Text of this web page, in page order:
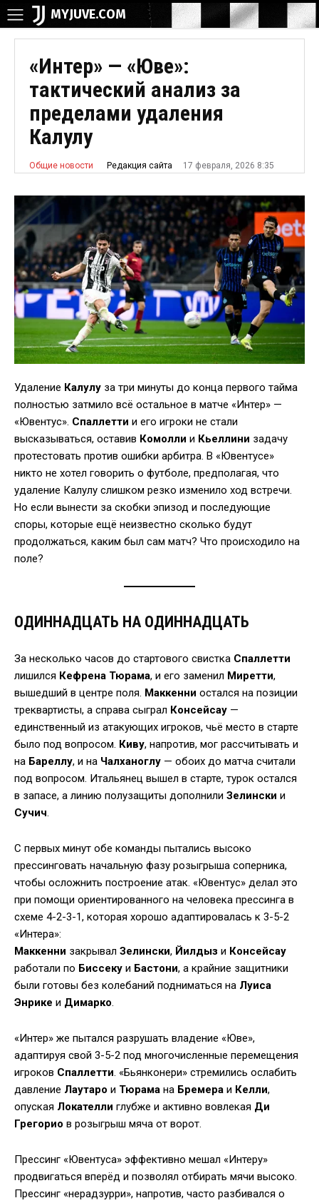
MYJUVE.COM
«Интер» — «Юве»:
тактический анализ за
пределами удаления
Калулу
Общие новости Редакция сайта 17 февраля, 2026 8:35
Удаление Калулу за три минуты до конца первого тайма
полностью затмило всё остальное в матче «Интер» —
«Ювентус». Спаллетти и его игроки не стали
высказываться, оставив Комолли и Кьеллини задачу
протестовать против ошибки арбитра. В «Ювентусе»
никто не хотел говорить о футболе, предполагая, что
удаление Калулу слишком резко изменило ход встречи.
Но если вынести за скобки эпизод и последующие
споры, которые ещё неизвестно сколько будут
продолжаться, каким был сам матч? Что происходило на
поле?
ОДИННАДЦАТЬ НА ОДИННАДЦАТЬ
За несколько часов до стартового свистка Спаллетти
лишился Кефрена Тюрама, и его заменил Миретти,
вышедший в центре поля. Маккенни остался на позиции
треквартисты, а справа сыграл Консейсау —
единственный из атакующих игроков, чьё место в старте
было под вопросом. Киву, напротив, мог рассчитывать и
на Бареллу, и на Чалханоглу — обоих до матча считали
под вопросом. Итальянец вышел в старте, турок остался
в запасе, а линию полузащиты дополнили Зелински и
Сучич.
С первых минут обе команды пытались высоко
прессинговать начальную фазу розыгрыша соперника,
чтобы осложнить построение атак. «Ювентус» делал это
при помощи ориентированного на человека прессинга в
схеме 4-2-3-1, которая хорошо адаптировалась к 3-5-2
«Интера»:
Маккенни закрывал Зелински, Йилдыз и Консейсау
работали по Биссеку и Бастони, а крайние защитники
были готовы без колебаний подниматься на Луиса
Энрике и Димарко.
«Интер» же пытался разрушать владение «Юве»,
адаптируя свой 3-5-2 под многочисленные перемещения
игроков Спаллетти. «Бьянконери» стремились ослабить
давление Лаутаро и Тюрама на Бремера и Келли,
опуская Локателли глубже и активно вовлекая Ди
Грегорио в розыгрыш мяча от ворот.
Прессинг «Ювентуса» эффективно мешал «Интеру»
продвигаться вперёд и позволял отбирать мячи высоко.
Прессинг «нерадзурри», напротив, часто разбивался о